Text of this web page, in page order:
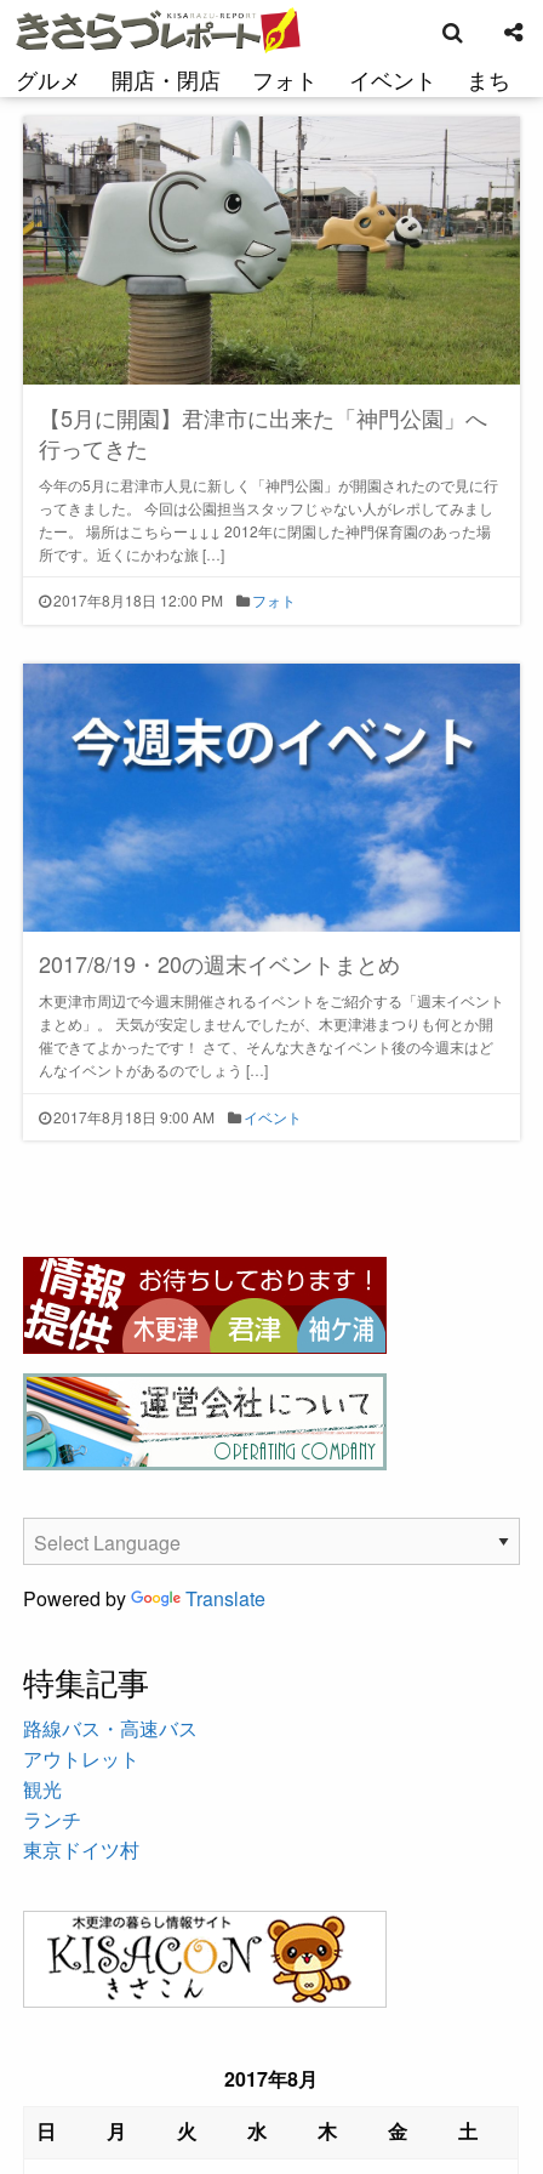
コ
ン
ン
グルメ 開店・閉店 フォト イベント まち
索
【5月に開園】君津市に出来た「神門公園」へ
行ってきた
今年の5月に君津市人見に新しく「神門公園」が開園されたので見に行
ってきました。 今回は公園担当スタッフじゃない人がレポしてみまし
たー。 場所はこちらー↓↓↓ 2012年に閉園した神門保育園のあった場
所です。近くにかわな旅 […]
2017年8月18日 12:00 PM フォト
2017/8/19・20の週末イベントまとめ
木更津市周辺で今週末開催されるイベントをご紹介する「週末イベント
まとめ」。 天気が安定しませんでしたが、木更津港まつりも何とか開
催できてよかったです！ さて、そんな大きなイベント後の今週末はど
んなイベントがあるのでしょう […]
2017年8月18日 9:00 AM イベント
Powered by Translate
特集記事
路線バス・高速バス
アウトレット
観光
ランチ
東京ドイツ村
2017年8月
日
月 火 水 木 金
土